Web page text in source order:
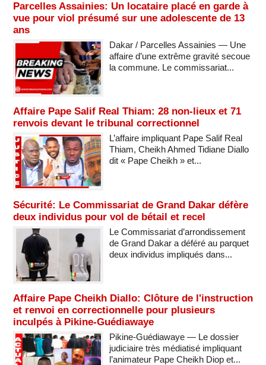
Parcelles Assainies: Un locataire placé en garde à
vue pour viol présumé sur une adolescente de 13
ans
Dakar / Parcelles Assainies — Une
affaire d’une extrême gravité secoue
la commune. Le commissariat...
Affaire Pape Salif Real Thiam: 28 non-lieux et 71
renvois devant le tribunal correctionnel
L’affaire impliquant Pape Salif Real
Thiam, Cheikh Ahmed Tidiane Diallo
dit « Pape Cheikh » et...
Sécurité: Le Commissariat de Grand Dakar défère
deux individus pour vol de bétail et recel
Le Commissariat d’arrondissement
de Grand Dakar a déféré au parquet
deux individus impliqués dans...
Affaire Pape Cheikh Diallo: Clôture de l'instruction
et renvoi en correctionnelle pour plusieurs
inculpés à Pikine-Guédiawaye
Pikine-Guédiawaye — Le dossier
judiciaire très médiatisé impliquant
l’animateur Pape Cheikh Diop et...